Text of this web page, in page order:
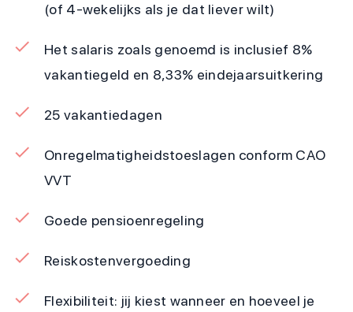
(of 4-wekelijks als je dat liever wilt)
Het salaris zoals genoemd is inclusief 8%
vakantiegeld en 8,33% eindejaarsuitkering
25 vakantiedagen
Onregelmatigheidstoeslagen conform CAO
VVT
Goede pensioenregeling
Reiskostenvergoeding
Flexibiliteit: jij kiest wanneer en hoeveel je